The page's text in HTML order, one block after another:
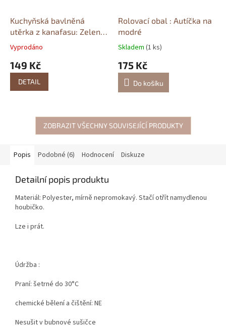
Kuchyňská bavlněná
utěrka z kanafasu: Zelená
kostka
Vyprodáno
149 Kč
DETAIL
Rolovací obal : Autíčka na
modré
Skladem (1 ks)
175 Kč
Do košíku
ZOBRAZIT VŠECHNY SOUVISEJÍCÍ PRODUKTY
Popis Podobné (6) Hodnocení Diskuze
Detailní popis produktu
Materiál: Polyester, mírně nepromokavý. Stačí otřít namydlenou
houbičko.
Lze i prát.
Údržba :
Praní: šetrné do 30°C
chemické bělení a čištění: NE
Nesušit v bubnové sušičce